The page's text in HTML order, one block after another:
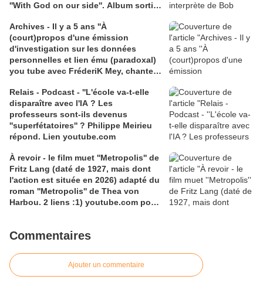
''With God on our side''. Album sorti
Paroles, les Images, la Musique''.
Archives - Il y a 5 ans ''À
(court)propos d'une émission
d'investigation sur les données
personnelles et lien ému (paradoxal)
you tube avec FréderiK Mey, chanteur
beaucoup dans ma jeunesse
Relais - Podcast - ''L'école va-t-elle
disparaître avec l'IA ? Les
professeurs sont-ils devenus
''superfétatoires'' ? Philippe Meirieu
répond. Lien youtube.com
À revoir - le film muet ''Metropolis'' de
Fritz Lang (daté de 1927, mais dont
l'action est située en 2026) adapté du
roman ''Metropolis'' de Thea von
Harbou. 2 liens :1) youtube.com pour
Commentaires
Ajouter un commentaire